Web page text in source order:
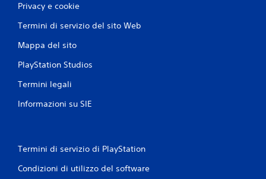
Privacy e cookie
Termini di servizio del sito Web
Mappa del sito
PlayStation Studios
Termini legali
Informazioni su SIE
Termini di servizio di PlayStation
Condizioni di utilizzo del software